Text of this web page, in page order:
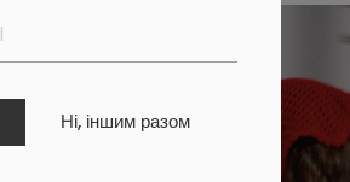
Ні, іншим разом